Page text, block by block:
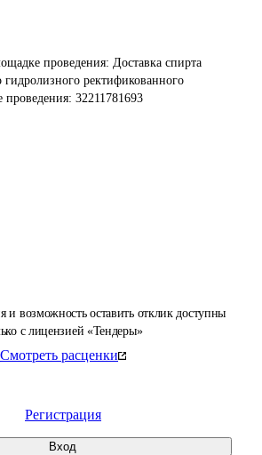
и возможность оставить отклик доступны
с лицензией «Тендеры»
Смотреть расценки
Регистрация
Вход
проведения: Доставка спирта
гидролизного ректификованного
проведения: 32211781693